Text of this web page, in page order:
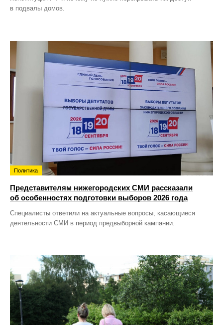
в подвалы домов.
Политика
Представителям нижегородских СМИ рассказали
об особенностях подготовки выборов 2026 года
Специалисты ответили на актуальные вопросы, касающиеся
деятельности СМИ в период предвыборной кампании.